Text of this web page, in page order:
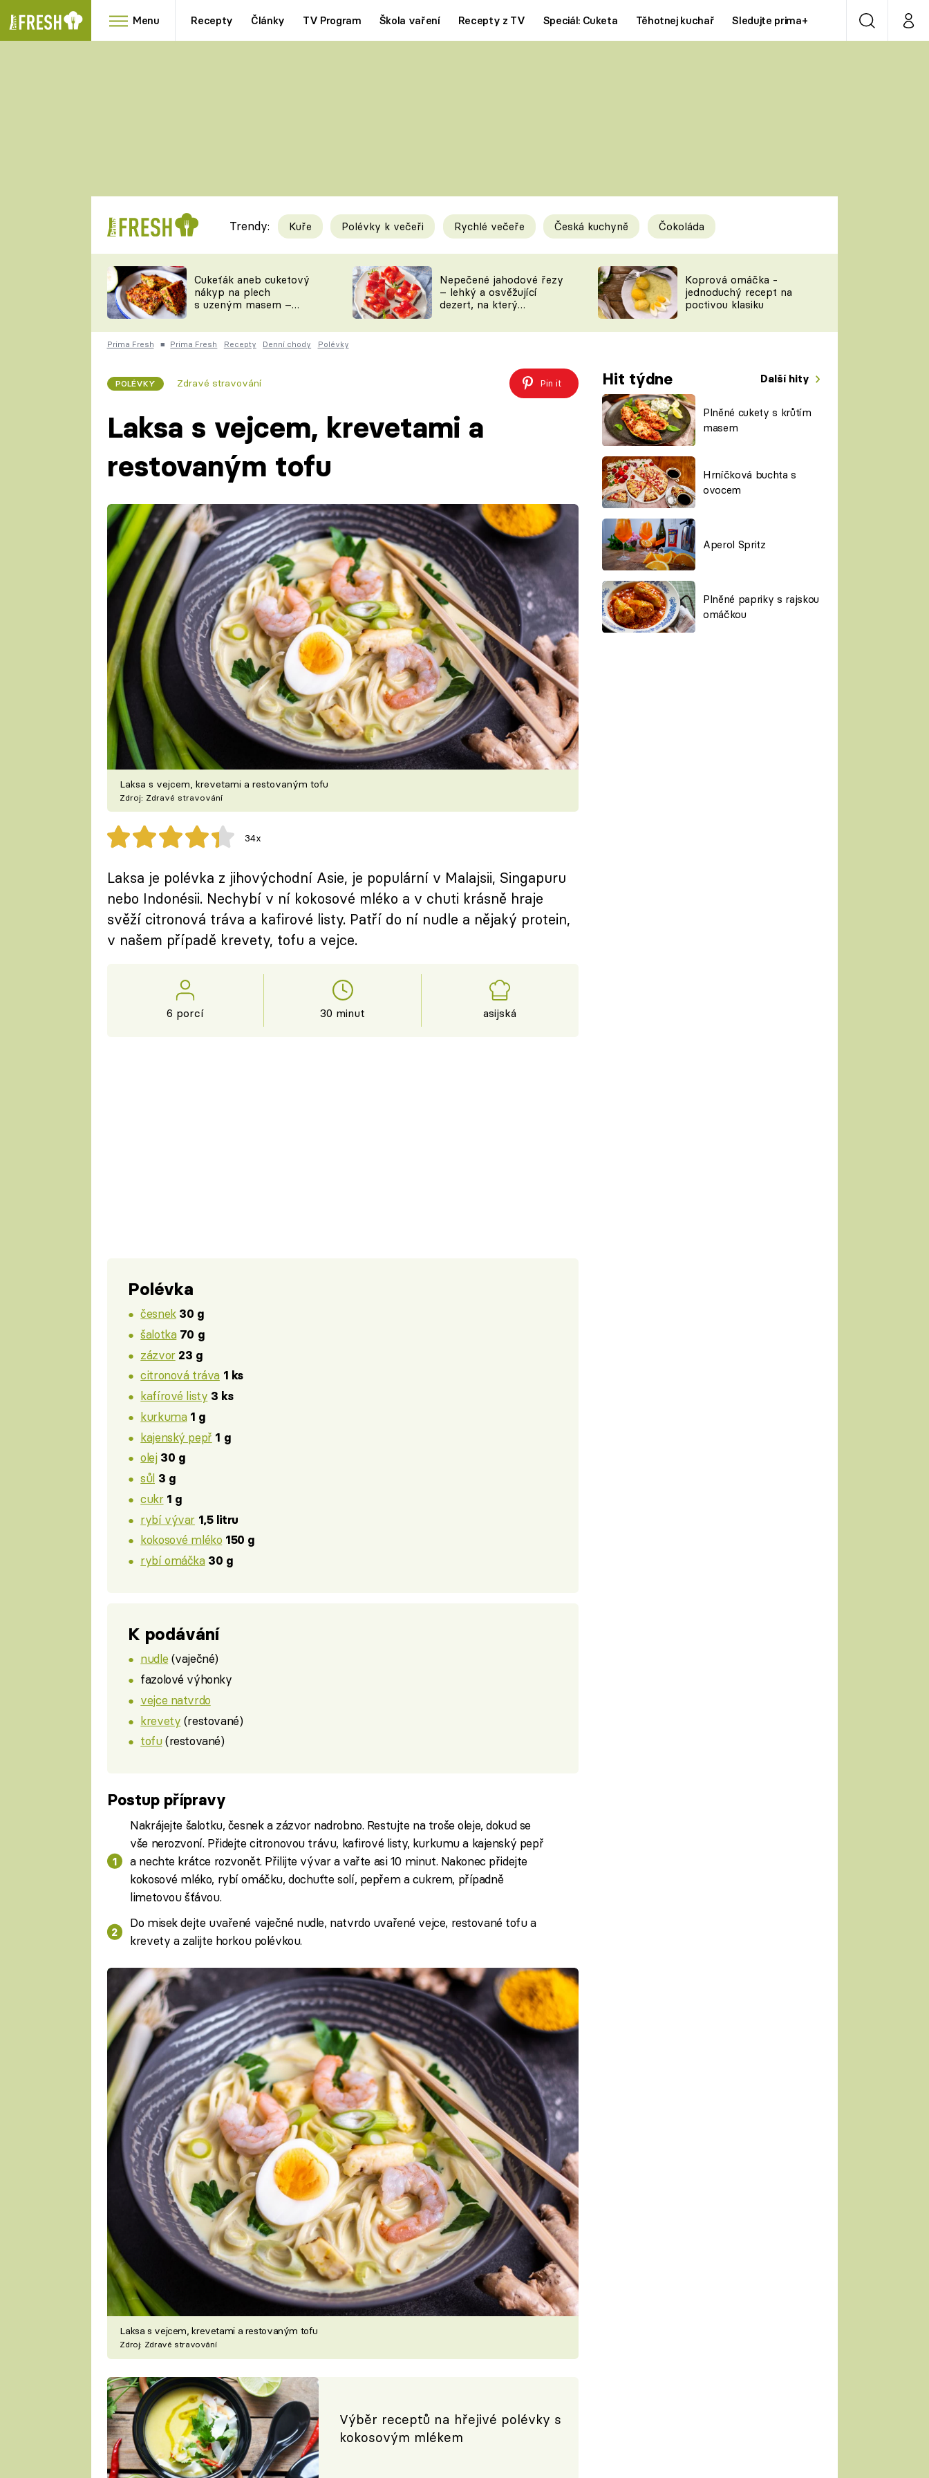
Menu Recepty Články TV Program Škola vaření Recepty z TV Speciál: Cuketa Těhotnej kuchař Sledujte prima+ VyhledáváníMůj
RYCHLOVKY
Videorecepty
TEĎ VAŘÍ ŠÉF!
ČESKO NA TALÍŘI
KUCHAŘKA
Tipy a triky
KAM ZA JÍDLEM
VYCHYTÁVKY
Novinky
ŠÉFREDAKTORKY
ČASOPIS
Prima LAJK
Sledujte nás
Trendy: Kuře Polévky k večeři Rychlé večeře Česká kuchyně Čokoláda
Cukeťák aneb cuketový
nákyp na plech
s uzeným masem –
zpracovat přerostlé
cukety
Nepečené jahodové řezy
– lehký a osvěžující
dezert, na který
Koprová omáčka -
jednoduchý recept na
poctivou klasiku
Prima Fresh ■ Prima Fresh Recepty Denní chody Polévky
POLÉVKY Zdravé stravování Pin it Hit týdne Další hity
Plněné cukety s krůtím
masem
Hrníčková buchta s
ovocem
Aperol Spritz
Plněné papriky s rajskou
omáčkou
Laksa s vejcem, krevetami a
restovaným tofu
Laksa s vejcem, krevetami a restovaným tofu
Zdroj: Zdravé stravování
34x
Laksa je polévka z jihovýchodní Asie, je populární v Malajsii, Singapuru
nebo Indonésii. Nechybí v ní kokosové mléko a v chuti krásně hraje
svěží citronová tráva a kafirové listy. Patří do ní nudle a nějaký protein,
v našem případě krevety, tofu a vejce.
6 porcí 30 minut asijská
Polévka
česnek 30 g
šalotka 70 g
zázvor 23 g
citronová tráva 1 ks
kafírové listy 3 ks
kurkuma 1 g
kajenský pepř 1 g
olej 30 g
sůl 3 g
cukr 1 g
rybí vývar 1,5 litru
kokosové mléko 150 g
rybí omáčka 30 g
K podávání
nudle (vaječné)
fazolové výhonky
vejce natvrdo
krevety (restované)
tofu(restované)
Postup přípravy
Nakrájejte šalotku, česnek a zázvor nadrobno. Restujte na troše oleje, dokud se
vše nerozvoní. Přidejte citronovou trávu, kafirové listy, kurkumu a kajenský pepř
a nechte krátce rozvonět. Přilijte vývar a vařte asi 10 minut. Nakonec přidejte
kokosové mléko, rybí omáčku, dochuťte solí, pepřem a cukrem, případně
limetovou šťávou.
Do misek dejte uvařené vaječné nudle, natvrdo uvařené vejce, restované tofu a
krevety a zalijte horkou polévkou.
Laksa s vejcem, krevetami a restovaným tofu
Zdroj: Zdravé stravování
Výběr receptů na hřejivé polévky s
kokosovým mlékem